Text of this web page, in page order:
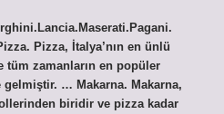
Pizza, İtalya’nın en ünlü
tüm zamanların en popüler
… Makarna. Makarna,
biridir ve pizza kadar